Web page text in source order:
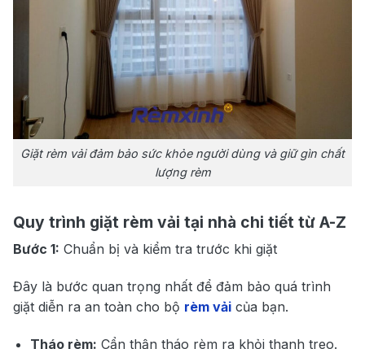
Giặt rèm vải đảm bảo sức khỏe người dùng và giữ gìn chất
lượng rèm
Quy trình giặt rèm vải tại nhà chi tiết từ A-Z
Bước 1: Chuẩn bị và kiểm tra trước khi giặt
Đây là bước quan trọng nhất để đảm bảo quá trình
giặt diễn ra an toàn cho bộ rèm vải của bạn.
Tháo rèm: Cẩn thận tháo rèm ra khỏi thanh treo.